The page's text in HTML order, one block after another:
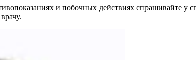
и побочных действиях спрашивайте у